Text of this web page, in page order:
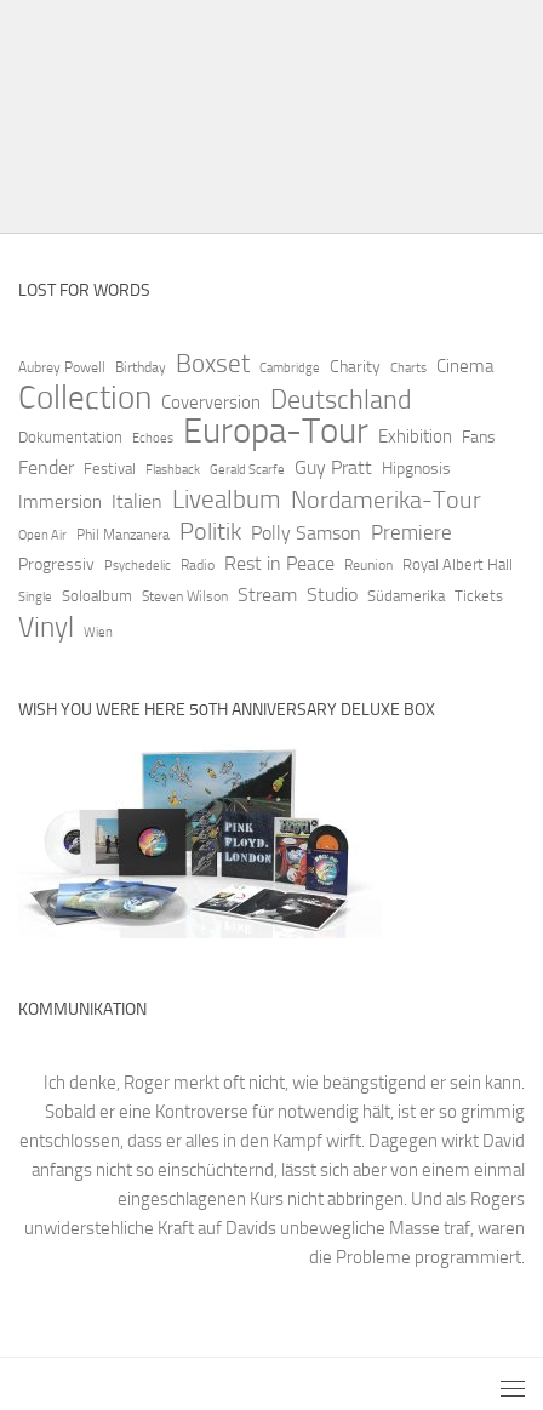
LOST FOR WORDS
Aubrey Powell Birthday Boxset Cambridge Charity Charts Cinema
Collection Coverversion Deutschland
Dokumentation Echoes Europa-Tour Exhibition Fans
Fender Festival Flashback Gerald Scarfe Guy Pratt Hipgnosis
Immersion Italien Livealbum Nordamerika-Tour
Open Air Phil Manzanera Politik Polly Samson Premiere
Progressiv Psychedelic Radio Rest in Peace Reunion Royal Albert Hall
Single Soloalbum Steven Wilson Stream Studio Südamerika Tickets
Vinyl Wien
WISH YOU WERE HERE 50TH ANNIVERSARY DELUXE BOX
KOMMUNIKATION
Ich denke, Roger merkt oft nicht, wie beängstigend er sein kann.
Sobald er eine Kontroverse für notwendig hält, ist er so grimmig
entschlossen, dass er alles in den Kampf wirft. Dagegen wirkt David
anfangs nicht so einschüchternd, lässt sich aber von einem einmal
eingeschlagenen Kurs nicht abbringen. Und als Rogers
unwiderstehliche Kraft auf Davids unbewegliche Masse traf, waren
die Probleme programmiert.